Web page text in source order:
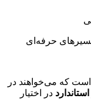
حرفه‌ای
است که می‌خواهند در
در اختیار